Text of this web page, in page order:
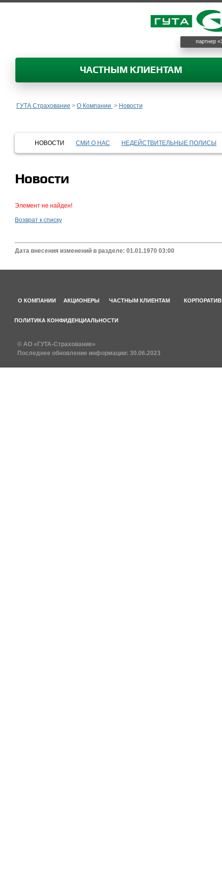
партнер
ЧАСТНЫМ КЛИЕНТАМ
ГУТА Страхование > О Компании > Новости
НОВОСТИ СМИ О НАС НЕДЕЙСТВИТЕЛЬНЫЕ ПОЛИСЫ
Новости
Элемент не найден!
Возврат к списку
Дата внесения изменений в разделе: 01.01.1970 03:00
О КОМПАНИИ АКЦИОНЕРЫ ЧАСТНЫМ КЛИЕНТАМ
ПОЛИТИКА КОНФИДЕНЦИАЛЬНОСТИ
© АО «ГУТА-Страхование»
Последнее обновление информации: 30.06.2023